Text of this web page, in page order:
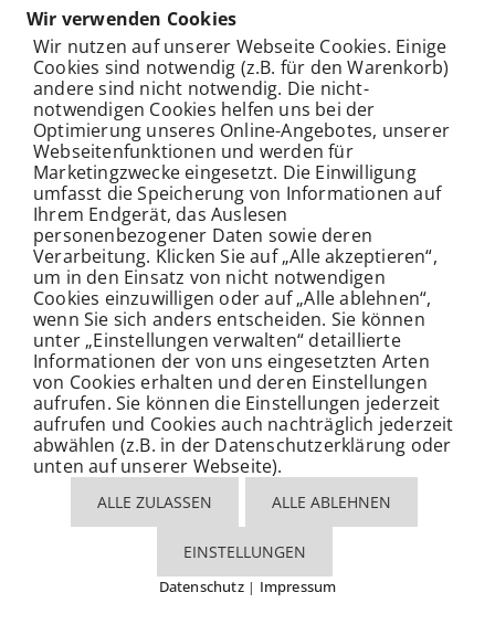
Wir verwenden Cookies
Wir nutzen auf unserer Webseite Cookies. Einige
Cookies sind notwendig (z.B. für den Warenkorb)
andere sind nicht notwendig. Die nicht-
notwendigen Cookies helfen uns bei der
Optimierung unseres Online-Angebotes, unserer
Webseitenfunktionen und werden für
Marketingzwecke eingesetzt. Die Einwilligung
umfasst die Speicherung von Informationen auf
Ihrem Endgerät, das Auslesen
personenbezogener Daten sowie deren
Verarbeitung. Klicken Sie auf „Alle akzeptieren“,
um in den Einsatz von nicht notwendigen
Cookies einzuwilligen oder auf „Alle ablehnen“,
wenn Sie sich anders entscheiden. Sie können
unter „Einstellungen verwalten“ detaillierte
Informationen der von uns eingesetzten Arten
von Cookies erhalten und deren Einstellungen
aufrufen. Sie können die Einstellungen jederzeit
aufrufen und Cookies auch nachträglich jederzeit
abwählen (z.B. in der Datenschutzerklärung oder
unten auf unserer Webseite).
ALLE ZULASSEN ALLE ABLEHNEN
EINSTELLUNGEN
Datenschutz| Impressum